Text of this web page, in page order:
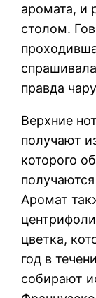
аромата, и
столом.
правда
Верхние
получают
которого
Аромат
цветка,
год в
собирают